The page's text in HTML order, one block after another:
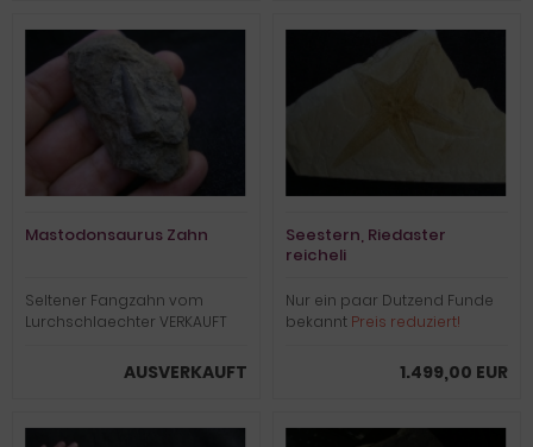
Mastodonsaurus Zahn
Seltener Fangzahn vom
Lurchschlaechter VERKAUFT
AUSVERKAUFT
Seestern, Riedaster
reicheli
Nur ein paar Dutzend Funde
bekannt Preis reduziert!
1.499,00 EUR